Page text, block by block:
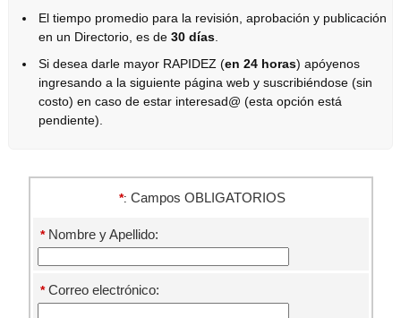
El tiempo promedio para la revisión, aprobación y publicación
en un Directorio, es de 30 días.
Si desea darle mayor RAPIDEZ (en 24 horas) apóyenos
ingresando a la siguiente página web y suscribiéndose (sin
costo) en caso de estar interesad@ (esta opción está
pendiente).
*: Campos OBLIGATORIOS
* Nombre y Apellido:
* Correo electrónico: